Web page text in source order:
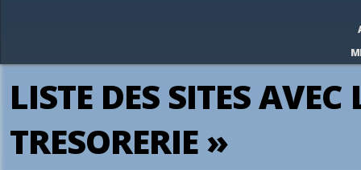
LISTE DES SITES
TRESORERIE »